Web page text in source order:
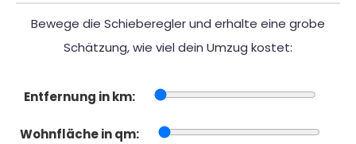
Bewege die Schieberegler und erhalte eine grobe
Schätzung, wie viel dein Umzug kostet:
Entfernung in km:
Wohnfläche in qm: